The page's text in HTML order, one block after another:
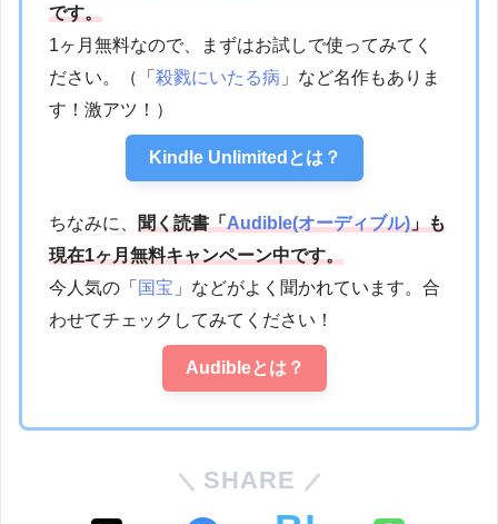
です。
1ヶ月無料なので、まずはお試しで使ってみてく
ださい。（「 殺戮にいたる病 」など名作もありま
す！激アツ！）
Kindle Unlimitedとは？
ちなみに、 聞く読書「Audible(オーディブル)」も
現在1ヶ月無料キャンペーン中です。
今人気の「 国宝 」などがよく聞かれています。合
わせてチェックしてみてください！
Audibleとは？
SHARE